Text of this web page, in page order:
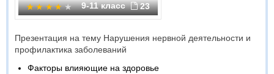
9-11 класс 23
Презентация на тему Нарушения нервной деятельности и
профилактика заболеваний
Факторы влияющие на здоровье